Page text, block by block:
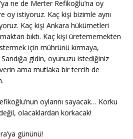
ne de Merter Refikoğlu’na oy
oy istiyoruz. Kaç kişi bizimle aynı
Kaç kişi Ankara hükümetleri
bıktı. Kaç kişi üretememekten
için mührünü kırmaya,
Sandığa gidin, oyunuzu istediğiniz
ama mutlaka bir tercih de
oylarını sayacak… Korku
olacaklardan korkacak!
gününü!